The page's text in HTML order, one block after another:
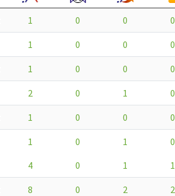
1 0 0 0
1 0 0 0
1 0 0 0
2 0 1 0
1 0 0 0
1 0 1 0
4 0 1 1
8 0 2 2